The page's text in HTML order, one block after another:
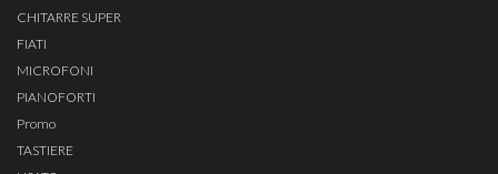
CHITARRE SUPER
FIATI
MICROFONI
PIANOFORTI
Promo
TASTIERE